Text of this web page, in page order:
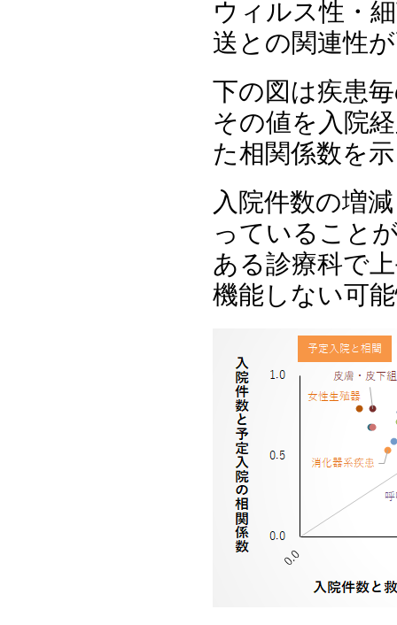
ウィルス性・
送との関連性
下の図は疾患
その値を入院
た相関係数を
入院件数の増
っていること
ある診療科で
機能しない可